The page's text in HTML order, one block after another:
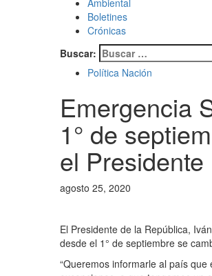
Boletines
Crónicas
Buscar:
Política Nación
Emergencia
1° de
el
agosto 25, 2020
El Presidente de la República,
desde el 1° de septiembre se
“Queremos informarle al país